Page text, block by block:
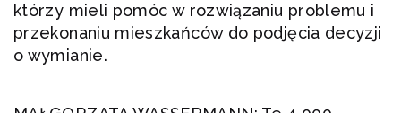
którzy mieli pomóc w rozwiązaniu problemu i
przekonaniu mieszkańców do podjęcia decyzji
o wymianie.